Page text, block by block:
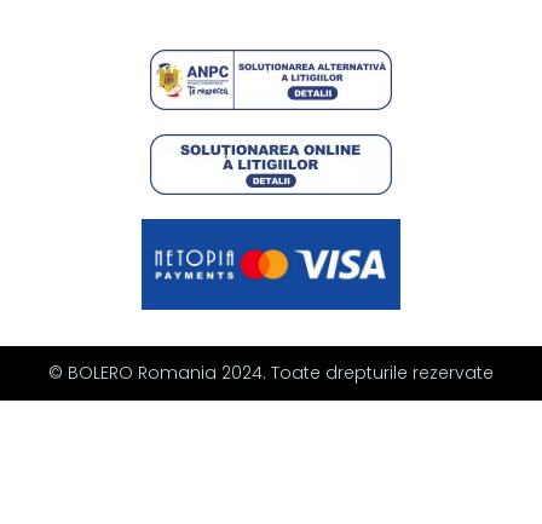
© BOLERO Romania 2024. Toate drepturile rezervate